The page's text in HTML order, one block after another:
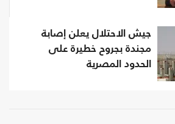
جيش الاحتلال يعلن إصابة
مجندة بجروح خطيرة على
الحدود المصرية